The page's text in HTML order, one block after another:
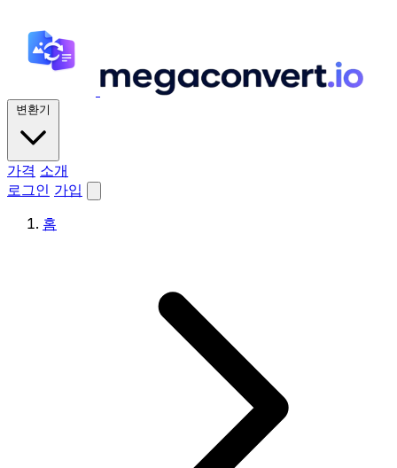
변환기
가격 소개
로그인 가입
홈